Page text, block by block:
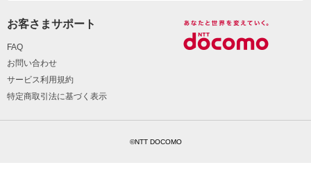
お客さまサポート
FAQ
お問い合わせ
サービス利用規約
特定商取引法に基づく表示
©NTT DOCOMO